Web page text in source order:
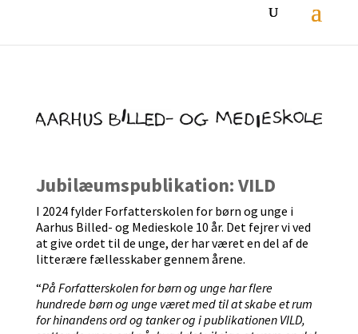
Jubilæumspublikation: VILD
I 2024 fylder Forfatterskolen for børn og unge i
Aarhus Billed- og Medieskole 10 år. Det fejrer vi ved
at give ordet til de unge, der har været en del af de
litterære fællesskaber gennem årene.
“På Forfatterskolen for børn og unge har flere
hundrede børn og unge været med til at skabe et rum
for hinandens ord og tanker og i publikationen VILD,